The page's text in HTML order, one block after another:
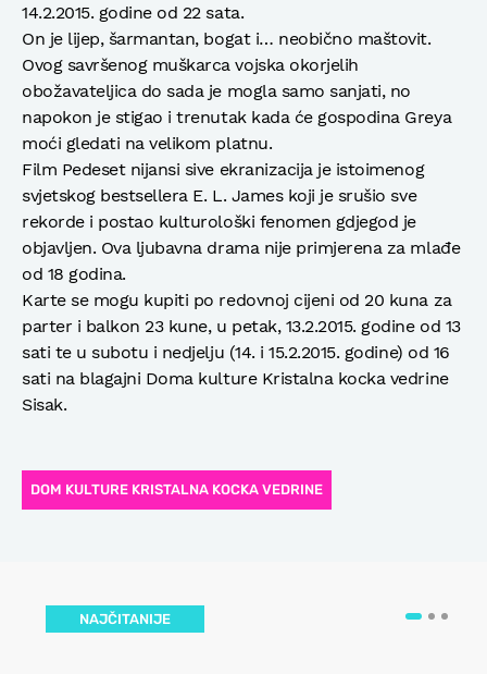
14.2.2015. godine od 22 sata.
On je lijep, šarmantan, bogat i… neobično maštovit.
Ovog savršenog muškarca vojska okorjelih
obožavateljica do sada je mogla samo sanjati, no
napokon je stigao i trenutak kada će gospodina Greya
moći gledati na velikom platnu.
Film Pedeset nijansi sive ekranizacija je istoimenog
svjetskog bestsellera E. L. James koji je srušio sve
rekorde i postao kulturološki fenomen gdjegod je
objavljen. Ova ljubavna drama nije primjerena za mlađe
od 18 godina.
Karte se mogu kupiti po redovnoj cijeni od 20 kuna za
parter i balkon 23 kune, u petak, 13.2.2015. godine od 13
sati te u subotu i nedjelju (14. i 15.2.2015. godine) od 16
sati na blagajni Doma kulture Kristalna kocka vedrine
Sisak.
DOM KULTURE KRISTALNA KOCKA VEDRINE
NAJČITANIJE